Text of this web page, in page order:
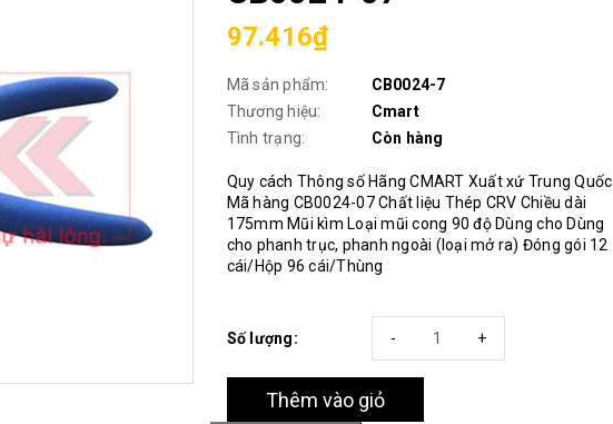
97.416₫
Mã sản phẩm:
CB0024-7
Thương hiệu:
Cmart
Tình trạng:
Còn hàng
Quy cách Thông số Hãng CMART Xuất xứ Trung Quốc
Mã hàng CB0024-07 Chất liệu Thép CRV Chiều dài
175mm Mũi kìm Loại mũi cong 90 độ Dùng cho Dùng
cho phanh trục, phanh ngoài (loại mở ra) Đóng gói 12
cái/Hộp 96 cái/Thùng
Số lượng: +
-
Thêm vào giỏ